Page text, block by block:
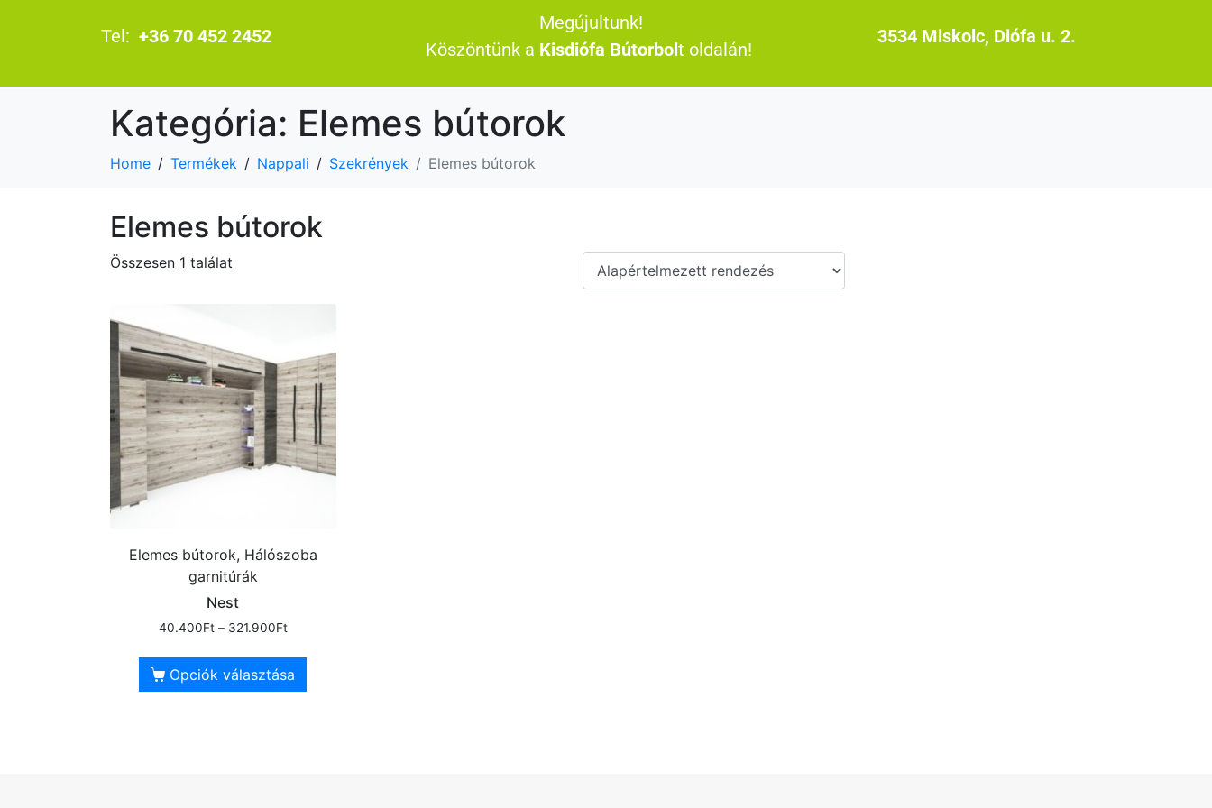
Tel: +36 70 452 2452
Megújultunk!
Köszöntünk a Kisdiófa Bútorbolt oldalán!
3534 Miskolc, Diófa u. 2.
Kategória: Elemes bútorok
Home Termékek Nappali Szekrények Elemes bútorok
Elemes bútorok
Összesen 1 találat
Elemes bútorok, Hálószoba
garnitúrák
Nest
40.400Ft– 321.900Ft
Opciók választása